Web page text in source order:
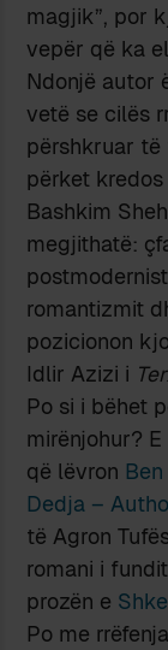
magjik”, por
vepër që ka
Ndonjë autor
vetë se cilës
përshkruar të
përket
Bashkim
megjithatë:
romantizmit
pozicionon
Idlir Azizi i
Po si i bëhet
mirënjohur?
që lëvron
Dedja –
të Agron
romani i
prozën e
Po me